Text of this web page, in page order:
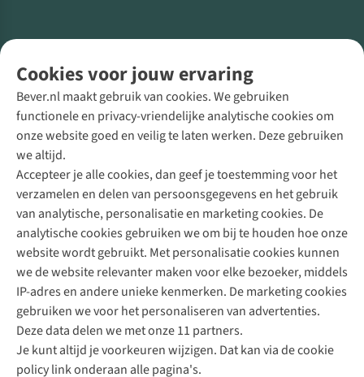
Cookies voor jouw ervaring
Bever.nl maakt gebruik van cookies. We gebruiken
functionele en privacy-vriendelijke analytische cookies om
onze website goed en veilig te laten werken. Deze gebruiken
we altijd.
Accepteer je alle cookies, dan geef je toestemming voor het
verzamelen en delen van persoonsgegevens en het gebruik
van analytische, personalisatie en marketing cookies. De
analytische cookies gebruiken we om bij te houden hoe onze
website wordt gebruikt. Met personalisatie cookies kunnen
we de website relevanter maken voor elke bezoeker, middels
IP-adres en andere unieke kenmerken. De marketing cookies
gebruiken we voor het personaliseren van advertenties.
Deze data delen we met onze 11 partners.
Je kunt altijd je voorkeuren wijzigen. Dat kan via de cookie
policy link onderaan alle pagina's.
Direct advies van een Buitenexpert
+31 (0)85 888 50 88
+31 6 12 28 49 80
Contactformulier